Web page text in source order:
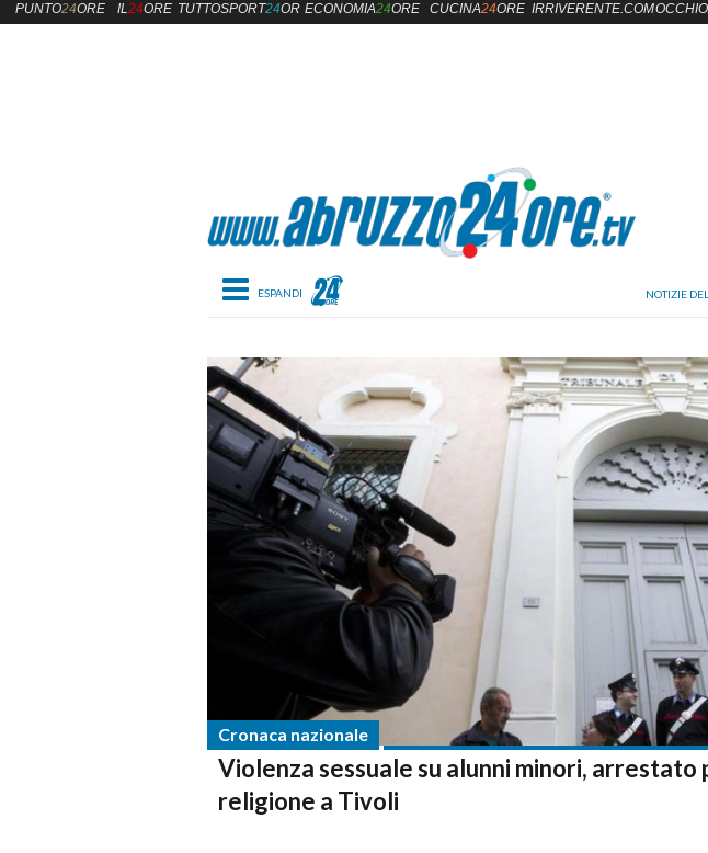
Toggle navigation
Cronaca nazionale
Violenza sessuale su alunni minori, arrestato
religione a Tivoli
PUNTO24ORE IL24ORE TUTTOSPORT24OREECONOMIA24ORE CUCINA24ORE IRRIVERENTE.COMOCCHIO